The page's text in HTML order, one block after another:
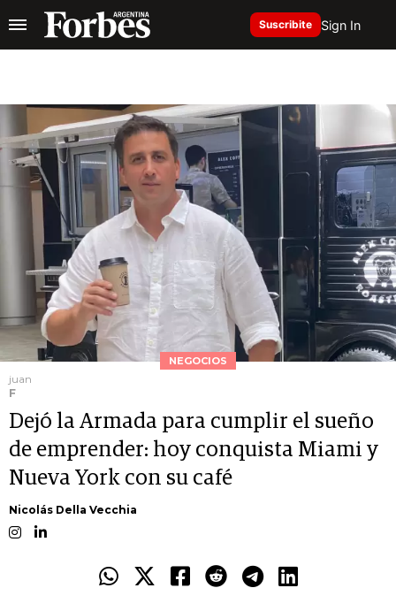
Suscribite Sign In
NEGOCIOS
juan
F
Dejó la Armada para cumplir el sueño
de emprender: hoy conquista Miami y
Nueva York con su café
Nicolás Della Vecchia